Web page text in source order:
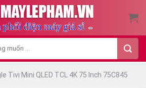
Tivi Mini QLED TCL 4K 75 Inch 75C845